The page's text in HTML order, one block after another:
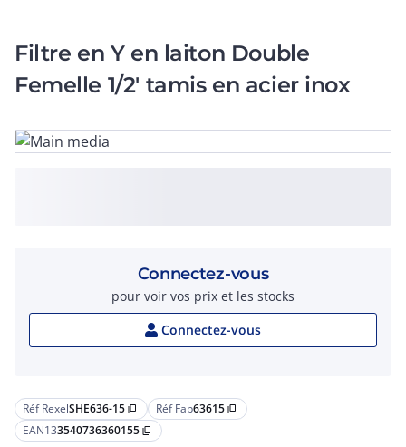
Filtre en Y en laiton Double
Femelle 1/2' tamis en acier inox
Réf RexelSHE636-15 content_copy Réf Fab63615 content_copy
EAN133540736360155 content_copy
Connectez-vous
pour voir vos prix et les stocks
Connectez-vous